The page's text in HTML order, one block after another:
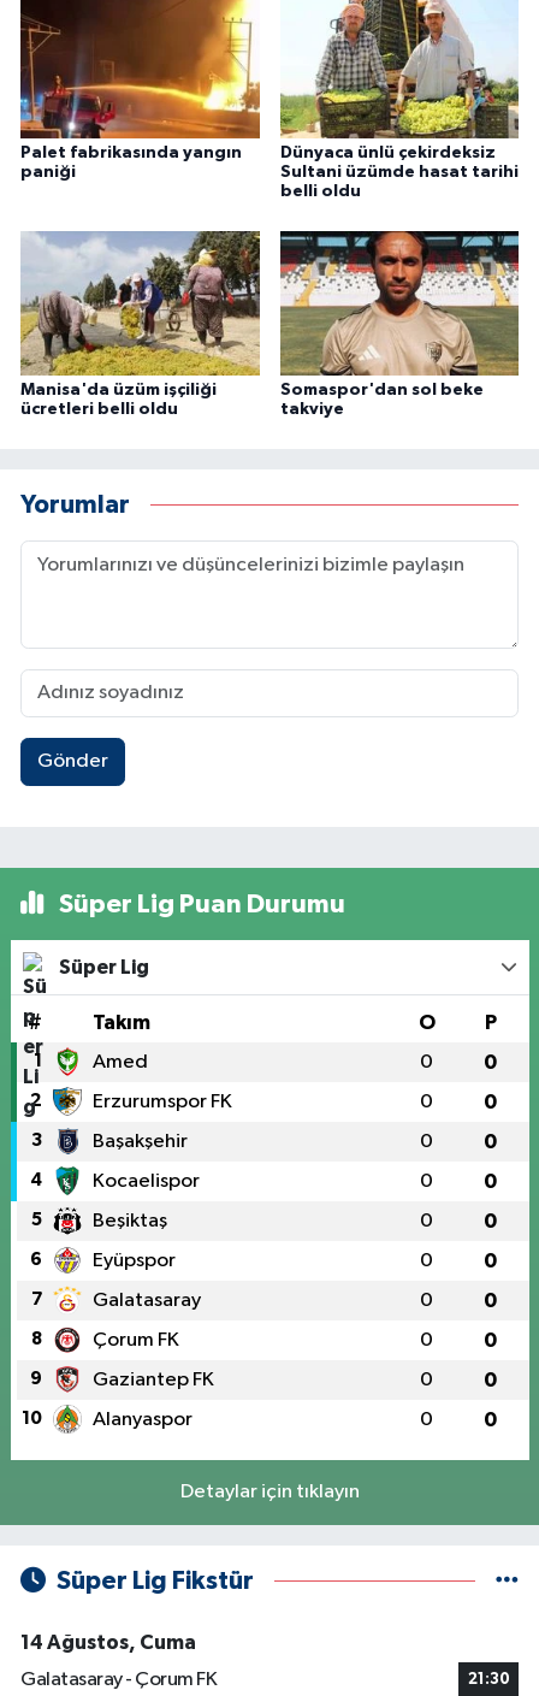
Palet fabrikasında yangın
paniği
Dünyaca ünlü çekirdeksiz
Sultani üzümde hasat tarihi
belli oldu
Manisa'da üzüm işçiliği
ücretleri belli oldu
Somaspor'dan sol beke
takviye
Yorumlar
Gönder
Süper Lig Puan Durumu
Süper Lig
# Takım O P
1 Amed 0 0
2 Erzurumspor FK 0 0
3 Başakşehir 0 0
4 Kocaelispor 0 0
5 Beşiktaş 0 0
6 Eyüpspor 0 0
7 Galatasaray 0 0
8 Çorum FK 0 0
9 Gaziantep FK 0 0
10 Alanyaspor 0 0
Detaylar için tıklayın
Süper Lig Fikstür
14 Ağustos, Cuma
Galatasaray - Çorum FK
21:30